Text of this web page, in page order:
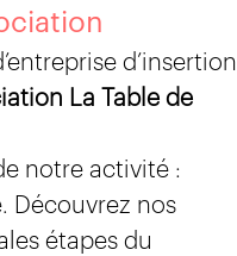
d’insertion
La Table de
notre activité :
Découvrez nos
étapes du